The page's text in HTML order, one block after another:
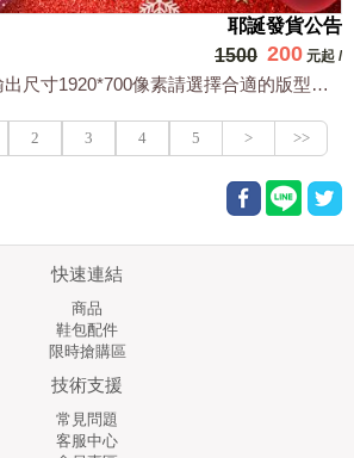
耶誕發貨公告
1500 200 元起 /
最大輸出尺寸1920*700像素請選擇合適的版型，文字或相關商品圖須由買方提供文...
快速連結
商品
鞋包配件
限時搶購區
技術支援
常見問題
客服中心